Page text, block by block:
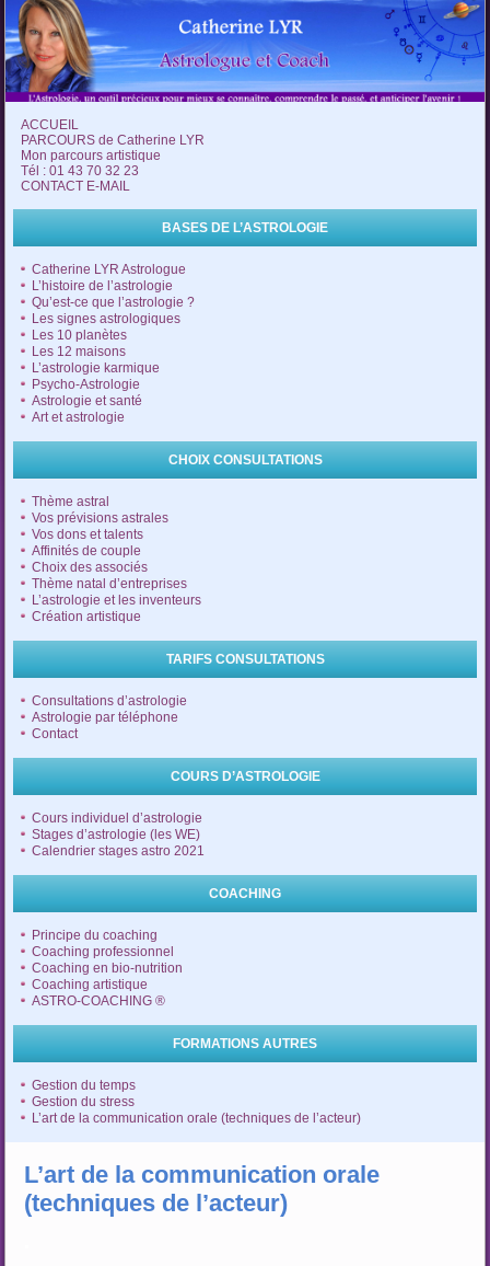
ACCUEIL
PARCOURS de Catherine LYR
Mon parcours artistique
Tél : 01 43 70 32 23
CONTACT E-MAIL
BASES DE L’ASTROLOGIE
Catherine LYR Astrologue
L’histoire de l’astrologie
Qu’est-ce que l’astrologie ?
Les signes astrologiques
Les 10 planètes
Les 12 maisons
L’astrologie karmique
Psycho-Astrologie
Astrologie et santé
Art et astrologie
CHOIX CONSULTATIONS
Thème astral
Vos prévisions astrales
Vos dons et talents
Affinités de couple
Choix des associés
Thème natal d’entreprises
L’astrologie et les inventeurs
Création artistique
TARIFS CONSULTATIONS
Consultations d’astrologie
Astrologie par téléphone
Contact
COURS D’ASTROLOGIE
Cours individuel d’astrologie
Stages d’astrologie (les WE)
Calendrier stages astro 2021
COACHING
Principe du coaching
Coaching professionnel
Coaching en bio-nutrition
Coaching artistique
ASTRO-COACHING ®
FORMATIONS AUTRES
Gestion du temps
Gestion du stress
L’art de la communication orale (techniques de l’acteur)
L’art de la communication orale
(techniques de l’acteur)